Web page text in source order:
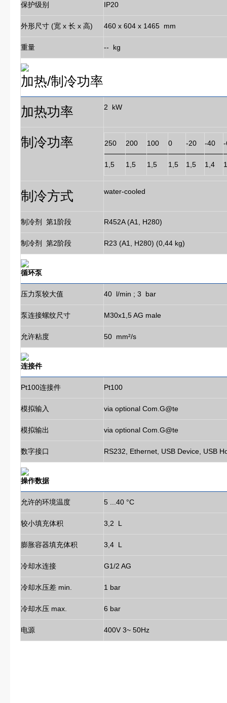
保护级别 IP20
外形尺寸 (宽 x 长 x 高) 460 x 604 x 1465 mm
重量 -- kg
加热/制冷功率
加热功率
2 kW
制冷功率 250 200 100 0 -20 -40
1,5 1,5 1,5 1,5 1,5 1,4
制冷方式 water-cooled
制冷剂 第1阶段 R452A (A1, H280)
制冷剂 第2阶段 R23 (A1, H280) (0,44 kg)
循环泵
压力泵较大值 40 l/min ; 3 bar
泵连接螺纹尺寸 M30x1,5 AG male
允许粘度 50 mm²/s
连接件
Pt100连接件 Pt100
模拟输入 via optional Com.G@te
模拟输出 via optional Com.G@te
数字接口 RS232, Ethernet, USB Device, USB
操作数据
允许的环境温度 5 ...40 °C
较小填充体积 3,2 L
膨胀容器填充体积 3,4 L
冷却水连接 G1/2 AG
冷却水压差 min. 1 bar
冷却水压 max. 6 bar
电源 400V 3~ 50Hz